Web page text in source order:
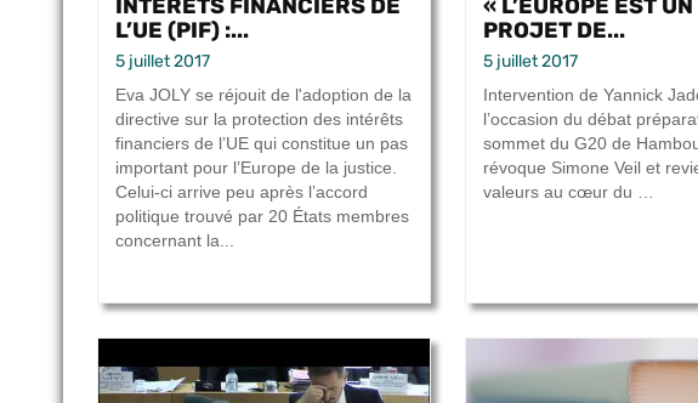
INTÉRÊTS FINANCIERS DE
L’UE (PIF) :...
5 juillet 2017
Eva JOLY se réjouit de l'adoption de la
directive sur la protection des intérêts
financiers de l’UE qui constitue un pas
important pour l’Europe de la justice.
Celui-ci arrive peu après l’accord
politique trouvé par 20 États membres
concernant la...
« L’EUROPE EST UN
PROJET DE...
5 juillet 2017
Intervention de Yannick
l’occasion du débat
sommet du G20 de
révoque Simone Veil et
valeurs au cœur du …